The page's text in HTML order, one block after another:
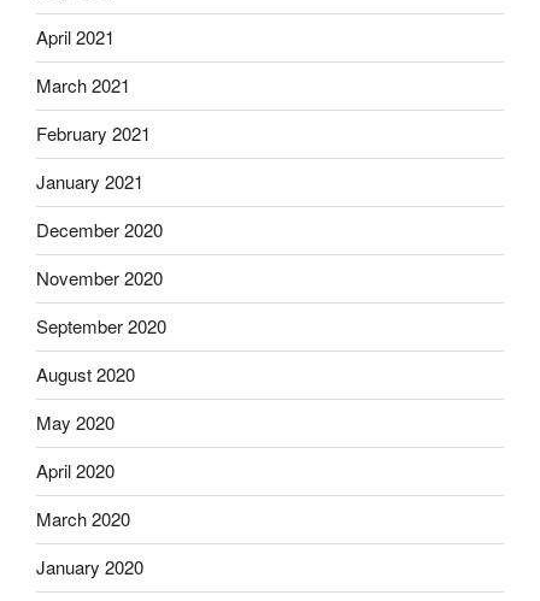
April 2021
March 2021
February 2021
January 2021
December 2020
November 2020
September 2020
August 2020
May 2020
April 2020
March 2020
January 2020